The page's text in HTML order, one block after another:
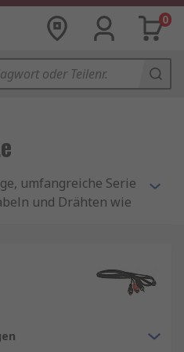
0
umfangreiche Serie
und Drähten wie
Koaxialkabel
von